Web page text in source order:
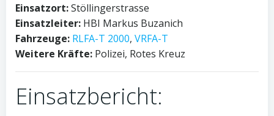
Einsatzort:Stöllingerstrasse
Einsatzleiter: HBI Markus Buzanich
Fahrzeuge: RLFA-T 2000, VRFA-T
Weitere Kräfte: Polizei, Rotes Kreuz
Einsatzbericht: